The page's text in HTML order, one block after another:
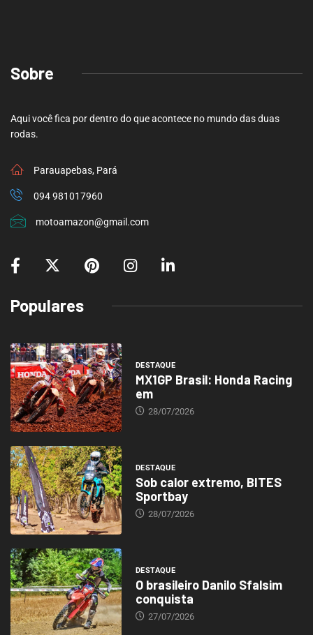
Sobre
Aqui você fica por dentro do que acontece no mundo das duas
rodas.
Parauapebas, Pará
094 981017960
motoamazon@gmail.com
Populares
DESTAQUE
MX1GP Brasil: Honda Racing
em
28/07/2026
DESTAQUE
Sob calor extremo, BITES
Sportbay
28/07/2026
DESTAQUE
O brasileiro Danilo Sfalsim
conquista
27/07/2026